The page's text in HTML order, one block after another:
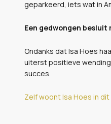
geparkeerd, iets wat in
Een gedwongen
Ondanks dat Isa Hoes
uiterst positieve
succes.
Zelf woont Isa Hoes in